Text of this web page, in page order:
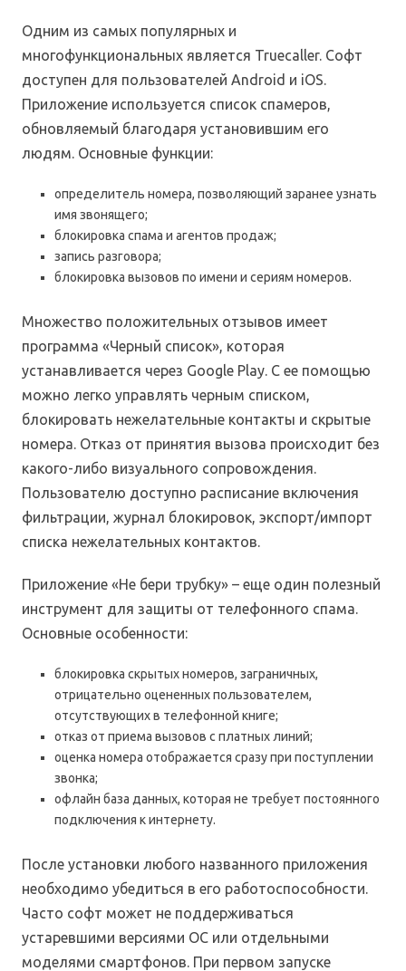
Одним из самых популярных и
многофункциональных является Truecaller. Софт
доступен для пользователей Android и iOS.
Приложение используется список спамеров,
обновляемый благодаря установившим его
людям. Основные функции:
определитель номера, позволяющий заранее узнать
имя звонящего;
блокировка спама и агентов продаж;
запись разговора;
блокировка вызовов по имени и сериям номеров.
Множество положительных отзывов имеет
программа «Черный список», которая
устанавливается через Google Play. С ее помощью
можно легко управлять черным списком,
блокировать нежелательные контакты и скрытые
номера. Отказ от принятия вызова происходит без
какого-либо визуального сопровождения.
Пользователю доступно расписание включения
фильтрации, журнал блокировок, экспорт/импорт
списка нежелательных контактов.
Приложение «Не бери трубку» – еще один полезный
инструмент для защиты от телефонного спама.
Основные особенности:
блокировка скрытых номеров, заграничных,
отрицательно оцененных пользователем,
отсутствующих в телефонной книге;
отказ от приема вызовов с платных линий;
оценка номера отображается сразу при поступлении
звонка;
офлайн база данных, которая не требует постоянного
подключения к интернету.
После установки любого названного приложения
необходимо убедиться в его работоспособности.
Часто софт может не поддерживаться
устаревшими версиями ОС или отдельными
моделями смартфонов. При первом запуске